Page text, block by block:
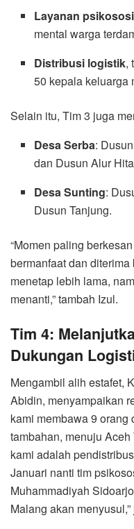
Layanan
mental warga
Distribusi logistik,
50 kepala keluarga
Selain itu, Tim 3 juga
Desa Serba:
dan Dusun Alur
Desa Sunting:
Dusun Tanjung.
“Momen paling
bermanfaat dan
menetap lebih lama,
menanti,” tambah Izul.
Tim 4:
Dukungan
Mengambil alih estafet,
Abidin, menyampaikan
kami membawa 9 orang
tambahan, menuju
kami adalah
Januari nanti tim
Muhammadiyah
Malang akan